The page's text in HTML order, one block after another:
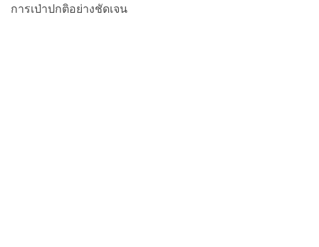
การเป่าปกติอย่างชัดเจน